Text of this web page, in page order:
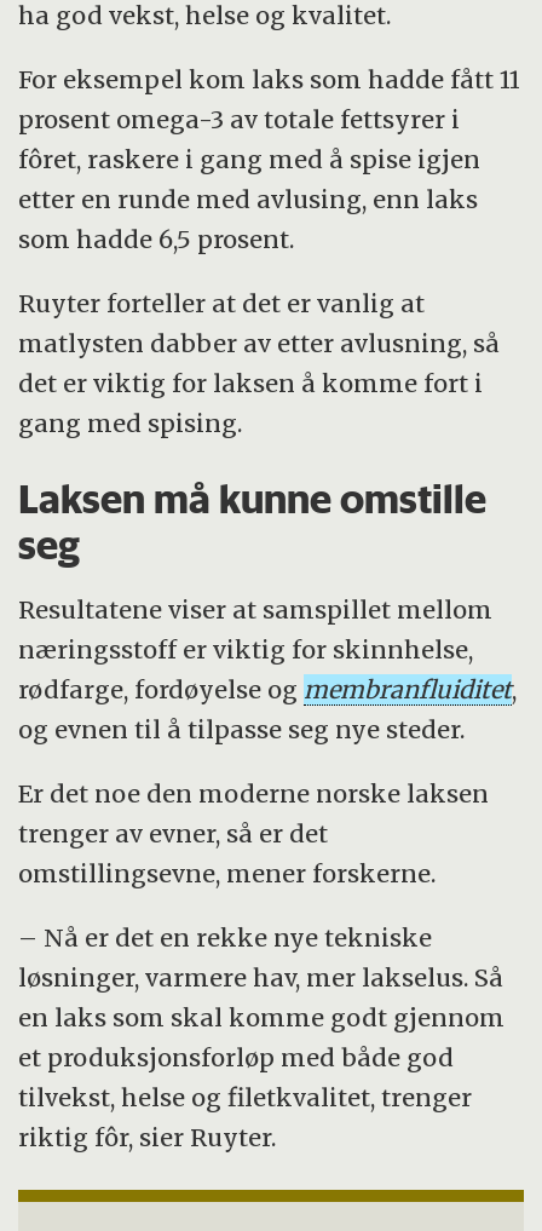
ha god vekst, helse og kvalitet.
For eksempel kom laks som hadde fått 11
prosent omega-3 av totale fettsyrer i
fôret, raskere i gang med å spise igjen
etter en runde med avlusing, enn laks
som hadde 6,5 prosent.
Ruyter forteller at det er vanlig at
matlysten dabber av etter avlusning, så
det er viktig for laksen å komme fort i
gang med spising.
Laksen må kunne omstille
seg
Resultatene viser at samspillet mellom
næringsstoff er viktig for skinnhelse,
rødfarge, fordøyelse og membranfluiditet,
og evnen til å tilpasse seg nye steder.
Er det noe den moderne norske laksen
trenger av evner, så er det
omstillingsevne, mener forskerne.
– Nå er det en rekke nye tekniske
løsninger, varmere hav, mer lakselus. Så
en laks som skal komme godt gjennom
et produksjonsforløp med både god
tilvekst, helse og filetkvalitet, trenger
riktig fôr, sier Ruyter.